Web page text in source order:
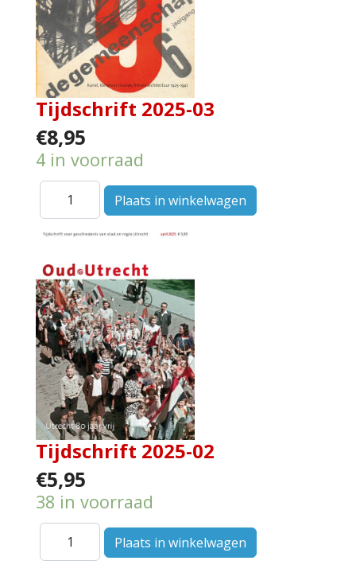
Tijdschrift 2025-03
€8,95
4 in voorraad
Tijdschrift 2025-02
€5,95
38 in voorraad